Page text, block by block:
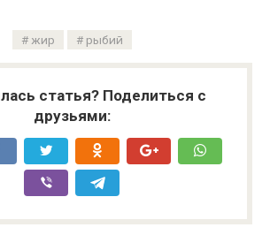
жир рыбий
статья? Поделиться с
друзьями: